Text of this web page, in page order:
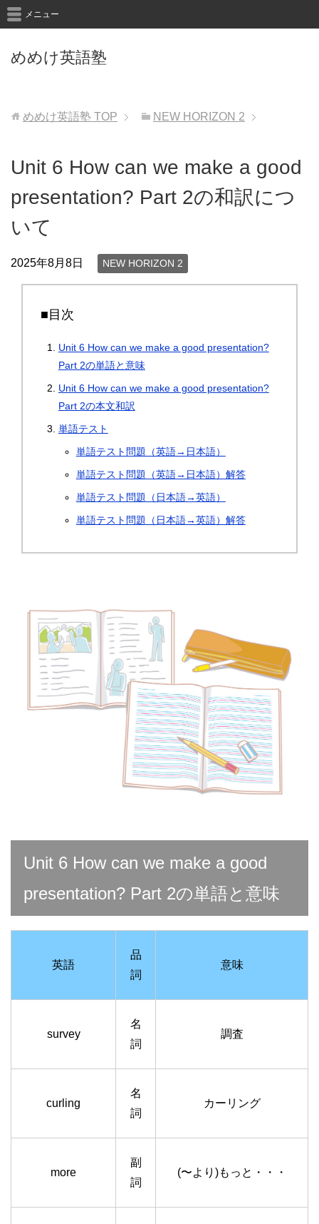
めめけ英語塾
メニュー
めめけ英語塾 TOP NEW HORIZON 2
Unit 6 How can we make a good
presentation? Part 2の和訳につ
いて
2025年8月8日 NEW HORIZON 2
■目次
Unit 6 How can we make a good presentation?
Part 2の単語と意味
Unit 6 How can we make a good presentation?
Part 2の本文和訳
単語テスト
単語テスト問題（英語→日本語）
単語テスト問題（英語→日本語）解答
単語テスト問題（日本語→英語）
単語テスト問題（日本語→英語）解答
Unit 6 How can we make a good
presentation? Part 2の単語と意味
英語
品
詞
意味
survey
名
詞
調査
curling
名
詞
カーリング
more
副
詞
(〜より)もっと・・・